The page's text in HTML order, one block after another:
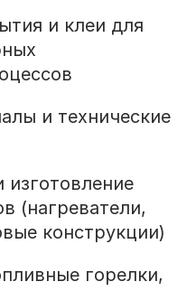
и клеи для
и технические
изготовление
(нагреватели,
конструкции)
горелки,